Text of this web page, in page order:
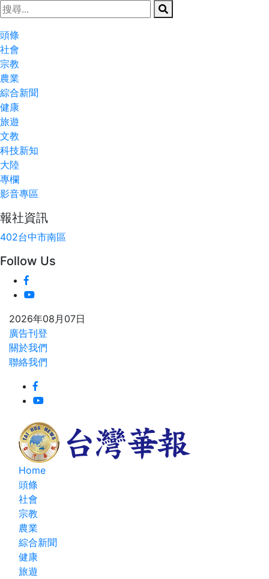
頭條
社會
宗教
農業
綜合新聞
健康
旅遊
文教
科技新知
大陸
專欄
影音專區
報社資訊
402台中市南區
Follow Us
2026年08月07日
廣告刊登
關於我們
聯絡我們
Home
頭條
社會
宗教
農業
綜合新聞
健康
旅遊